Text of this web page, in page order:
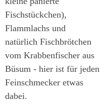
Fischstückchen),
Flammlachs und
natürlich Fischbrötchen
vom Krabbenfischer aus
Büsum - hier ist für jeden
Feinschmecker etwas
dabei.